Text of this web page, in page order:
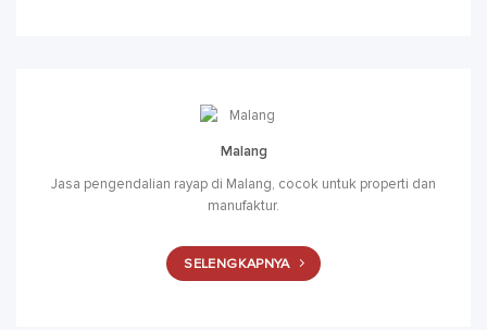
Malang
Jasa pengendalian rayap di Malang, cocok untuk properti dan
manufaktur.
SELENGKAPNYA